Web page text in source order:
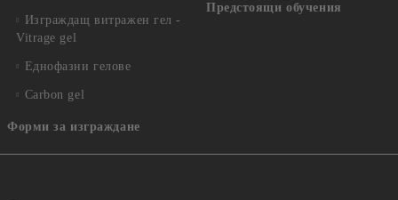
Изграждащ витражен гел -
Vitrage gel
Еднофазни гелове
Carbon gel
Форми за изграждане
Предстоящи обучения